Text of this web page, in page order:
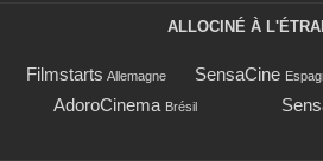
ALLOCINÉ À
Filmstarts Allemagne SensaCine
AdoroCinema Brésil